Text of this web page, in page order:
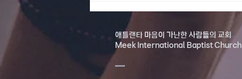
애틀랜타 마음이 가난한 사람들의 교회
Meek International Baptist Church